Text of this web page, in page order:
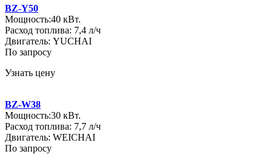
BZ-Y50
Мощность:40 кВт.
Расход топлива: 7,4 л/ч
Двигатель: YUCHAI
По запросу
Узнать цену
BZ-W38
Мощность:30 кВт.
Расход топлива: 7,7 л/ч
Двигатель: WEICHAI
По запросу